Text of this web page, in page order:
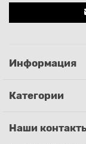
Информация
Категории
Наши